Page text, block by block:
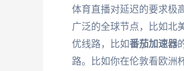
体育直播对延迟的要求极
广泛的全球节点，比如北
优线路，比如番茄加速器
路。比如你在伦敦看欧洲